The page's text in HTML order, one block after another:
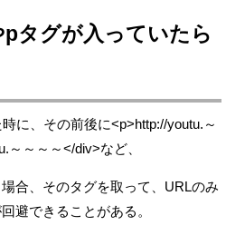
タグが入っていたら
に、その前後に<p>http://youtu.～
～～～～</div>など、
合、 そのタグを取って、URLのみ
避できることがある。